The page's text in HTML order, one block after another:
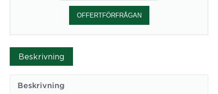
mängd
OFFERTFÖRFRÅGAN
Beskrivning
Beskrivning